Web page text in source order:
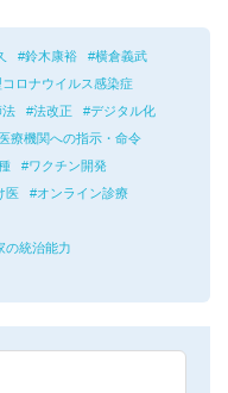
鈴木康裕
横倉義武
コロナウイルス感染症
法 法改正
デジタル化
医療機関への指示・命令
ワクチン開発
医
オンライン診療
の統治能力